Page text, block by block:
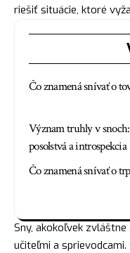
riešiť situácie, ktoré
Čo znamená snívať o
Význam truhly v
posolstvá a introspekcia
Čo znamená snívať o
Sny, akokoľvek
učiteľmi a